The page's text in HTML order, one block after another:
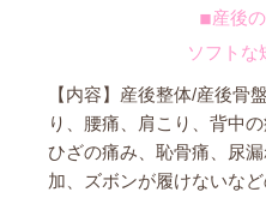
◾︎産後
ソフトな
【内容】産後整体/産後骨
り、腰痛、肩こり、背中
ひざの痛み、恥骨痛、尿
加、ズボンが履けないな